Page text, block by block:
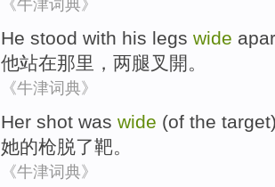
《牛津词典》
He stood with his legs wide
他站在那里 ，两腿叉 開 。
《牛津词典》
Her shot was wide (of the target
她的枪脱了靶。
《牛津词典》